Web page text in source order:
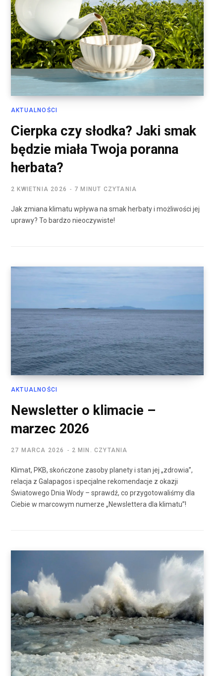
AKTUALNOŚCI
Cierpka czy słodka? Jaki smak
będzie miała Twoja poranna
herbata?
2 KWIETNIA 2026 7 MINUT CZYTANIA
Jak zmiana klimatu wpływa na smak herbaty i możliwości jej
uprawy? To bardzo nieoczywiste!
AKTUALNOŚCI
Newsletter o klimacie –
marzec 2026
27 MARCA 2026 2 MIN. CZYTANIA
Klimat, PKB, skończone zasoby planety i stan jej „zdrowia”,
relacja z Galapagos i specjalne rekomendacje z okazji
Światowego Dnia Wody – sprawdź, co przygotowaliśmy dla
Ciebie w marcowym numerze „Newslettera dla klimatu”!